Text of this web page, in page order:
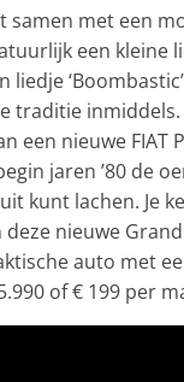
samen met een
een kleine
liedje
traditie
een nieuwe FIAT
jaren ’80 de
kunt lachen. Je
nieuwe
auto met
of € 199 per